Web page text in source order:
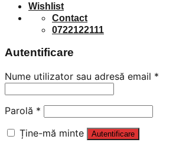
Wishlist
Contact
0722122111
Autentificare
Nume utilizator sau adresă email *
Parolă *
Ține-mă minte
Autentificare